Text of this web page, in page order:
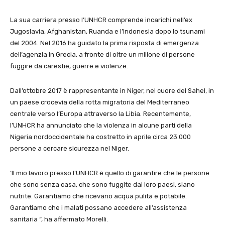
La sua carriera presso l’UNHCR comprende incarichi nell’ex
Jugoslavia, Afghanistan, Ruanda e l’Indonesia dopo lo tsunami
del 2004. Nel 2016 ha guidato la prima risposta di emergenza
dell’agenzia in Grecia, a fronte di oltre un milione di persone
fuggire da carestie, guerre e violenze.
Dall’ottobre 2017 è rappresentante in Niger, nel cuore del Sahel, in
un paese crocevia della rotta migratoria del Mediterraneo
centrale verso l’Europa attraverso la Libia. Recentemente,
l’UNHCR ha annunciato che la violenza in alcune parti della
Nigeria nordoccidentale ha costretto in aprile circa 23.000
persone a cercare sicurezza nel Niger.
‘Il mio lavoro presso l’UNHCR è quello di garantire che le persone
che sono senza casa, che sono fuggite dai loro paesi, siano
nutrite. Garantiamo che ricevano acqua pulita e potabile.
Garantiamo che i malati possano accedere all’assistenza
sanitaria “, ha affermato Morelli.